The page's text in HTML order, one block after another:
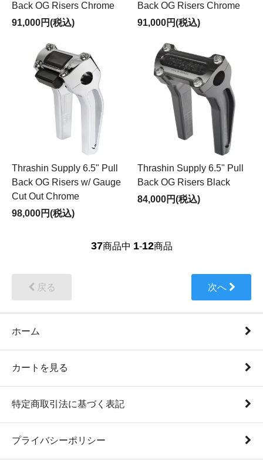
Back OG Risers Chrome
91,000円(税込)
Back OG Risers Chrome
91,000円(税込)
Thrashin Supply 6.5" Pull
Back OG Risers w/ Gauge
Cut Out Chrome
98,000円(税込)
Thrashin Supply 6.5" Pull
Back OG Risers Black
84,000円(税込)
37商品中 1-12商品
戻る 次へ
ホーム
カートを見る
特定商取引法に基づく表記
プライバシーポリシー